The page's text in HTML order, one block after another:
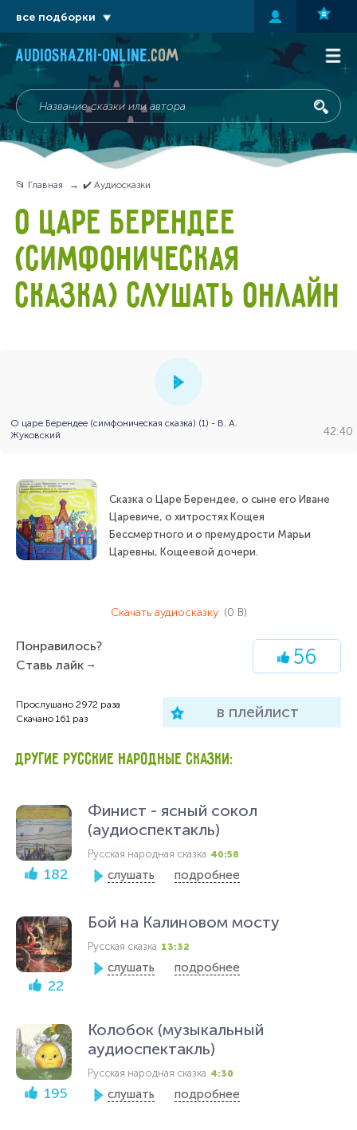
audioskazki-online.com
📂 Главная ✔️ Аудиосказки
О ЦАРЕ БЕРЕНДЕЕ
(СИМФОНИЧЕСКАЯ
СКАЗКА) СЛУШАТЬ ОНЛАЙН
О царе Берендее (симфоническая сказка) (1) - В. А.
Жуковский
42:40
Сказка о Царе Берендее, о сыне его Иване
Царевиче, о хитростях Кощея
Бессмертного и о премудрости Марьи
Царевны, Кощеевой дочери.
Скачать аудиосказку (0 B)
Понравилось?
Ставь лайк
56
Прослушано 2972 раза
Скачано 161 раз в плейлист
ДРУГИЕ РУССКИЕ НАРОДНЫЕ СКАЗКИ:
182
Финист - ясный сокол
(аудиоспектакль)
Русская народная сказка 40:58
слушать подробнее
22
Бой на Калиновом мосту
Русская сказка 13:32
слушать подробнее
195
Колобок (музыкальный
аудиоспектакль)
Русская народная сказка 4:30
слушать подробнее
все подборки